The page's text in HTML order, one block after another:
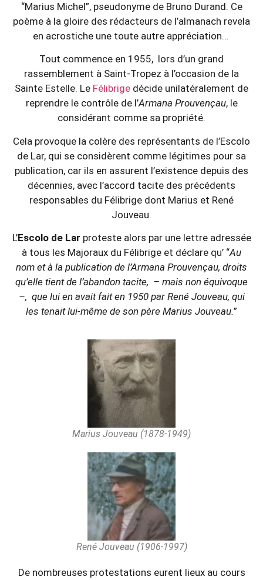
“Marius Michel”, pseudonyme de Bruno Durand. Ce
poème à la gloire des rédacteurs de l’almanach revela
en acrostiche une toute autre appréciation…
Tout commence en 1955, lors d’un grand
rassemblement à Saint-Tropez à l’occasion de la
Sainte Estelle. Le Félibrige décide unilatéralement de
reprendre le contrôle de l’Armana Prouvençau, le
considérant comme sa propriété.
Cela provoque la colère des représentants de l’Escolo
de Lar, qui se considèrent comme légitimes pour sa
publication, car ils en assurent l’existence depuis des
décennies, avec l’accord tacite des précédents
responsables du Félibrige dont Marius et René
Jouveau.
L’Escolo de Lar proteste alors par une lettre adressée
à tous les Majoraux du Félibrige et déclare qu’ “Au
nom et à la publication de l’Armana Prouvençau, droits
qu’elle tient de l’abandon tacite, – mais non équivoque
–, que lui en avait fait en 1950 par René Jouveau, qui
les tenait lui-même de son père Marius Jouveau.”
Marius Jouveau (1878-1949)
René Jouveau (1906-1997)
De nombreuses protestations eurent lieux au cours